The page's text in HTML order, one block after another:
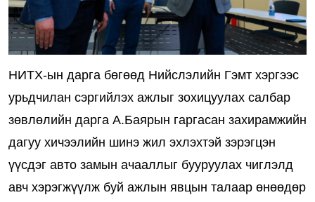
НИТХ-ын дарга бөгөөд Нийслэлийн Гэмт хэргээс
урьдчилан сэргийлэх ажлыг зохицуулах салбар
зөвлөлийн дарга А.Баярын гаргасан захирамжийн
дагуу хичээлийн шинэ жил эхлэхтэй зэрэгцэн
үүсдэг авто замын ачааллыг бууруулах чиглэлд
авч хэрэгжүүлж буй ажлын явцын талаар өнөөдөр